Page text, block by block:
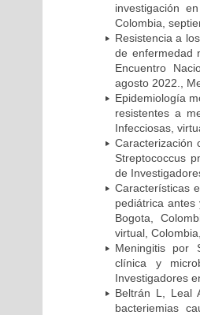
investigación
Colombia,
Resistencia a
de enfermedad
Encuentro
agosto 2022.,
Epidemiología
resistentes a
Infecciosas,
Caracterización
Streptococcus
de
Características
pediátrica
Bogota,
virtual,
Meningitis por
clínica y
Investigadores
Beltrán L, Leal
bacteriemias